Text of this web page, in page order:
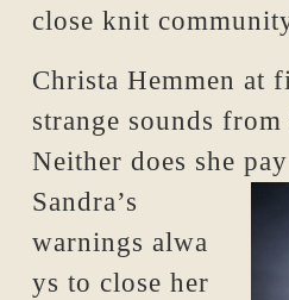
close knit
Christa Hemmen at
strange sounds from
Neither does she
Sandra’s
warnings alwa
ys to close her